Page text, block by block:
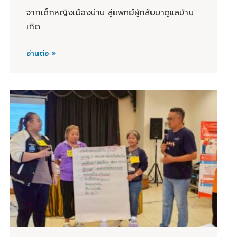
จากเด็กหญิงเมืองน่าน สู่แพทย์ผู้กลับมาดูแลบ้าน
เกิด
อ่านต่อ »